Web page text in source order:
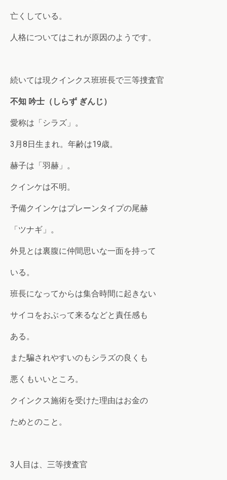
亡くしている。
人格についてはこれが原因のようです。
続いては現クインクス班班長で三等捜査官
不知 吟士（しらず ぎんじ）
愛称は「シラズ」。
3月8日生まれ。年齢は19歳。
赫子は「羽赫」。
クインケは不明。
予備クインケはプレーンタイプの尾赫
「ツナギ」。
外見とは裏腹に仲間思いな一面を持って
いる。
班長になってからは集合時間に起きない
サイコをおぶって来るなどと責任感も
ある。
また騙されやすいのもシラズの良くも
悪くもいいところ。
クインクス施術を受けた理由はお金の
ためとのこと。
3人目は、三等捜査官